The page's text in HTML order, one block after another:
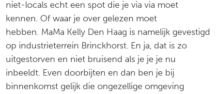
niet-locals echt een spot die je via via moet
kennen. Of waar je over gelezen moet
hebben. MaMa Kelly Den Haag is namelijk gevestigd
op industrieterrein Brinckhorst. En ja, dat is zo
uitgestorven en niet bruisend als je je je nu
inbeeldt. Even doorbijten en dan ben je bij
binnenkomst gelijk die ongezellige omgeving